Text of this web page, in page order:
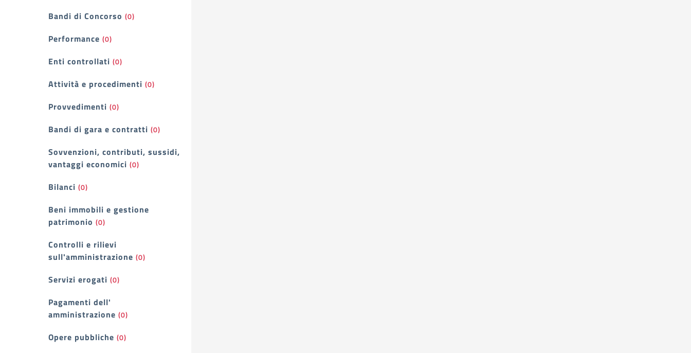
Bandi di Concorso (0)
Performance (0)
Enti controllati (0)
Attività e procedimenti (0)
Provvedimenti (0)
Bandi di gara e contratti (0)
Sovvenzioni, contributi, sussidi,
vantaggi economici (0)
Bilanci (0)
Beni immobili e gestione
patrimonio (0)
Controlli e rilievi
sull'amministrazione (0)
Servizi erogati (0)
Pagamenti dell'
amministrazione (0)
Opere pubbliche (0)